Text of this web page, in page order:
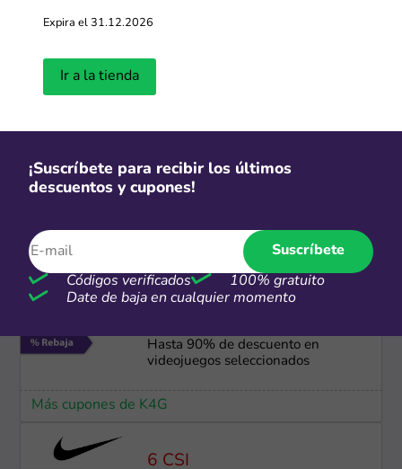
-40%
Cuotas
Paga en hasta 12 cuotas sin
Más cupones de Casa Andina
Hasta 90% de descuento en
videojuegos seleccionados
Más cupones de K4G
6 CSI
Expira el 31.12.2026
Ir a la tienda
¡Suscríbete para recibir los últimos
descuentos y cupones!
Suscríbete
Códigos verificados
100% gratuito
Date de baja en cualquier momento